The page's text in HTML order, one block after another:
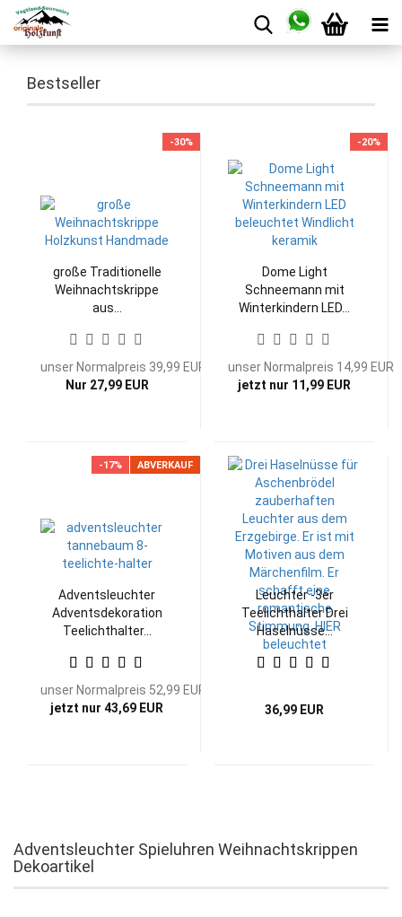
Bestseller
-30%
große Traditionelle
Weihnachtskrippe
aus...
unser Normalpreis 39,99 EUR
Nur 27,99 EUR
-20%
Dome Light
Schneemann mit
Winterkindern LED...
unser Normalpreis 14,99 EUR
jetzt nur 11,99 EUR
-17% ABVERKAUF
Adventsleuchter
Adventsdekoration
Teelichthalter...
unser Normalpreis 52,99 EUR
jetzt nur 43,69 EUR
Leuchter -3er
Teelichthalter Drei
Haselnüsse...
36,99 EUR
Adventsleuchter Spieluhren Weihnachtskrippen
Dekoartikel